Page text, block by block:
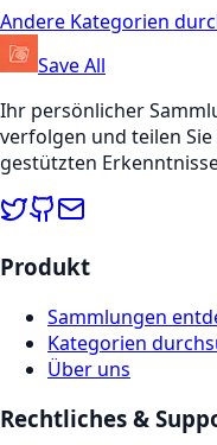
Andere Kategorien
Save All
Ihr persönlicher
verfolgen und teilen
gestützten
Produkt
Sammlungen
Kategorien
Über uns
Rechtliches &